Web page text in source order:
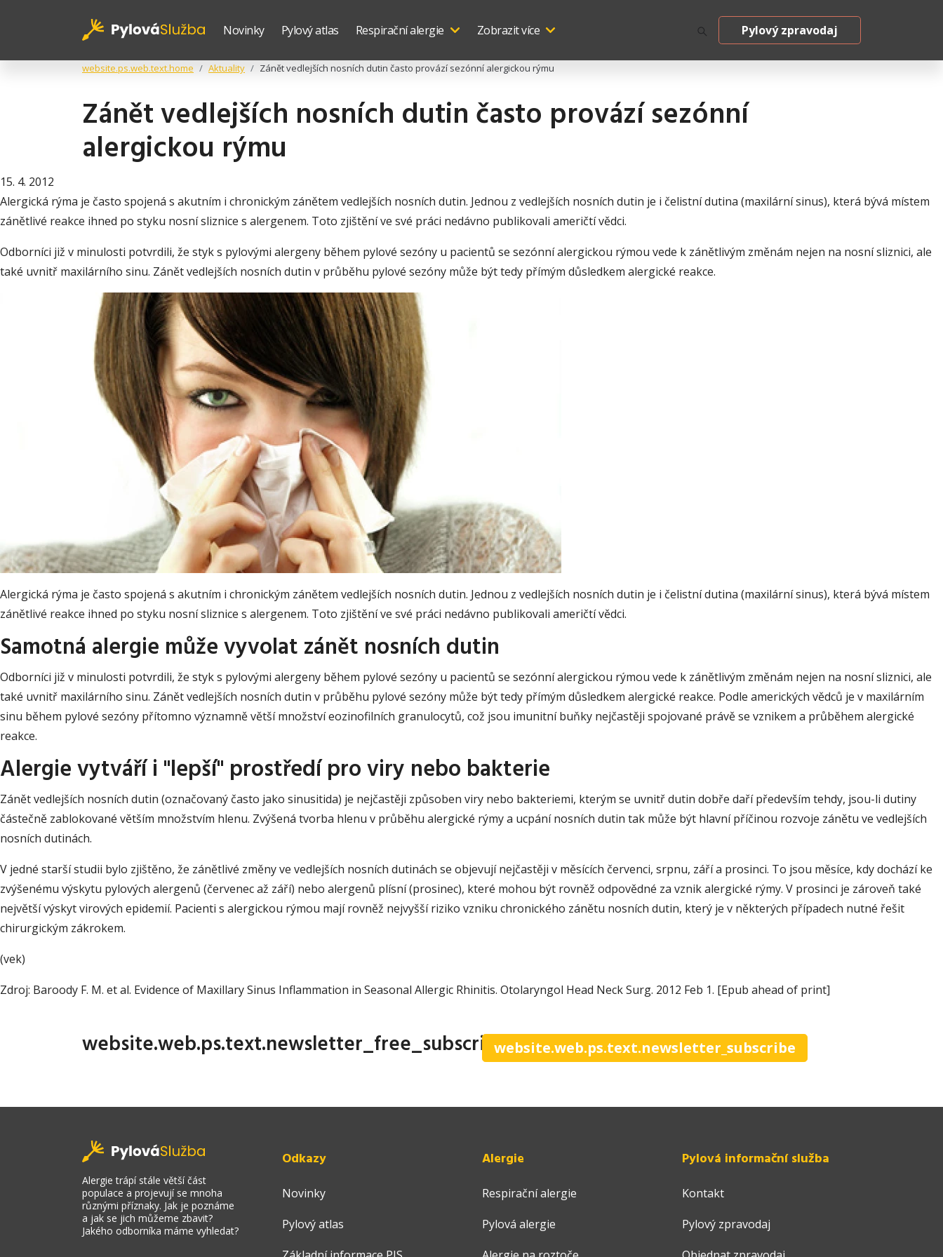
Novinky Pylový atlas Respirační alergie Zobrazit více Pylový zpravodaj
website.ps.web.text.home Aktuality Zánět vedlejších nosních dutin často provází sezónní alergickou rýmu
Zánět vedlejších nosních dutin často provází sezónní
alergickou rýmu
15. 4. 2012
Alergická rýma je často spojená s akutním i chronickým zánětem vedlejších nosních dutin. Jednou z vedlejších nosních dutin je i čelistní dutina (maxilární sinus), která bývá místem
zánětlivé reakce ihned po styku nosní sliznice s alergenem. Toto zjištění ve své práci nedávno publikovali američtí vědci.
Odborníci již v minulosti potvrdili, že styk s pylovými alergeny během pylové sezóny u pacientů se sezónní alergickou rýmou vede k zánětlivým změnám nejen na nosní sliznici, ale
také uvnitř maxilárního sinu. Zánět vedlejších nosních dutin v průběhu pylové sezóny může být tedy přímým důsledkem alergické reakce.
Alergická rýma je často spojená s akutním i chronickým zánětem vedlejších nosních dutin. Jednou z vedlejších nosních dutin je i čelistní dutina (maxilární sinus), která bývá místem
zánětlivé reakce ihned po styku nosní sliznice s alergenem. Toto zjištění ve své práci nedávno publikovali američtí vědci.
Samotná alergie může vyvolat zánět nosních dutin
Odborníci již v minulosti potvrdili, že styk s pylovými alergeny během pylové sezóny u pacientů se sezónní alergickou rýmou vede k zánětlivým změnám nejen na nosní sliznici, ale
také uvnitř maxilárního sinu. Zánět vedlejších nosních dutin v průběhu pylové sezóny může být tedy přímým důsledkem alergické reakce. Podle amerických vědců je v maxilárním
sinu během pylové sezóny přítomno významně větší množství eozinofilních granulocytů, což jsou imunitní buňky nejčastěji spojované právě se vznikem a průběhem alergické
reakce.
Alergie vytváří i "lepší" prostředí pro viry nebo bakterie
Zánět vedlejších nosních dutin (označovaný často jako sinusitida) je nejčastěji způsoben viry nebo bakteriemi, kterým se uvnitř dutin dobře daří především tehdy, jsou-li dutiny
částečně zablokované větším množstvím hlenu. Zvýšená tvorba hlenu v průběhu alergické rýmy a ucpání nosních dutin tak může být hlavní příčinou rozvoje zánětu ve vedlejších
nosních dutinách.
V jedné starší studii bylo zjištěno, že zánětlivé změny ve vedlejších nosních dutinách se objevují nejčastěji v měsících červenci, srpnu, září a prosinci. To jsou měsíce, kdy dochází ke
zvýšenému výskytu pylových alergenů (červenec až září) nebo alergenů plísní (prosinec), které mohou být rovněž odpovědné za vznik alergické rýmy. V prosinci je zároveň také
největší výskyt virových epidemií. Pacienti s alergickou rýmou mají rovněž nejvyšší riziko vzniku chronického zánětu nosních dutin, který je v některých případech nutné řešit
chirurgickým zákrokem.
(vek)
Zdroj: Baroody F. M. et al. Evidence of Maxillary Sinus Inflammation in Seasonal Allergic Rhinitis. Otolaryngol Head Neck Surg. 2012 Feb 1. [Epub ahead of print]
website.web.ps.text.newsletter_free_subscribewebsite.web.ps.text.newsletter_subscribe
Alergie trápí stále větší část
populace a projevují se mnoha
různými příznaky. Jak je poznáme
a jak se jich můžeme zbavit?
Jakého odborníka máme vyhledat?
Odkazy
Novinky
Pylový atlas
Alergie
Respirační alergie
Pylová alergie
Pylová informační služba
Kontakt
Pylový zpravodaj